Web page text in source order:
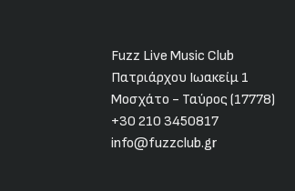
Fuzz Live Music Club
Πατριάρχου Ιωακείμ 1
Μοσχάτο - Ταύρος (17778)
+30 210 3450817
info@fuzzclub.gr